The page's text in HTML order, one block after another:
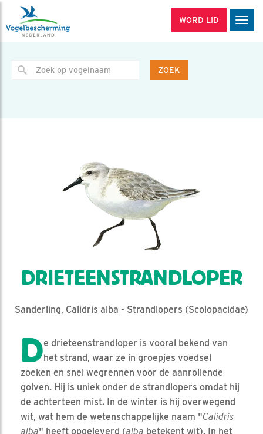
WORD LID
ZOEK
DRIETEENSTRANDLOPER
Sanderling, Calidris alba - Strandlopers (Scolopacidae)
De drieteenstrandloper is vooral bekend van
het strand, waar ze in groepjes voedsel
zoeken en snel wegrennen voor de aanrollende
golven. Hij is uniek onder de strandlopers omdat hij
de achterteen mist. In de winter is hij overwegend
wit, wat hem de wetenschappelijke naam "Calidris
alba" heeft opgeleverd (alba betekent wit). In het